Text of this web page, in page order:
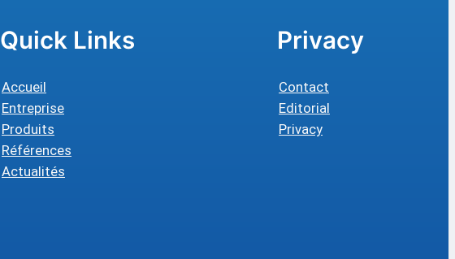
Quick Links
Accueil
Entreprise
Produits
Références
Actualités
Privacy
Contact
Editorial
Privacy